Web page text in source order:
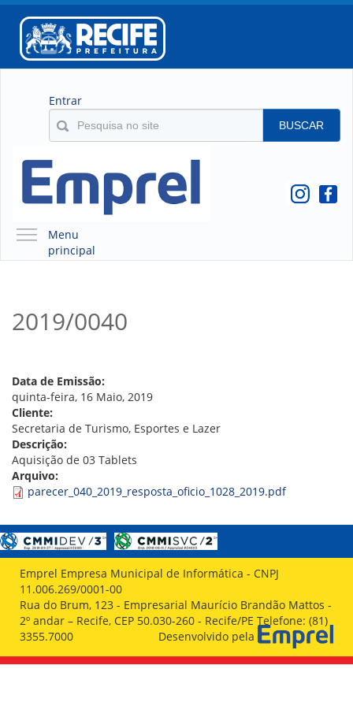
Entrar
BUSCAR
Menu
principal
O QUE É A EMPREL
CONSELHOS
LOCALIZAÇÃO
GESTORES
GOVERNANÇA
NOTÍCIAS
COMPRAS
COMISSÕES
LICITAÇÕES
REGULAMENTO INTERNO DE LICITAÇÕES E
CONTRATO
GESTÃO DE PESSOAS
COLABORADORES
2019/0040
Data de Emissão:
quinta-feira, 16 Maio, 2019
Cliente:
Secretaria de Turismo, Esportes e Lazer
Descrição:
Aquisição de 03 Tablets
Arquivo:
parecer_040_2019_resposta_oficio_1028_2019.pdf
Emprel Empresa Municipal de Informática - CNPJ
11.006.269/0001-00
Rua do Brum, 123 - Empresarial Maurício Brandão Mattos -
2º andar – Recife, CEP 50.030-260 - Recife/PE Telefone: (81)
3355.7000
Desenvolvido pela